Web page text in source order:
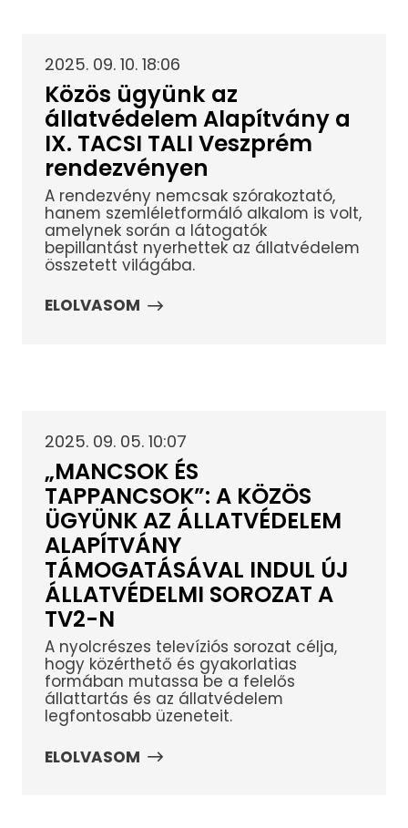
2025. 09. 10. 18:06
Közös ügyünk az
állatvédelem Alapítvány a
IX. TACSI TALI Veszprém
rendezvényen
A rendezvény nemcsak szórakoztató,
hanem szemléletformáló alkalom is volt,
amelynek során a látogatók
bepillantást nyerhettek az állatvédelem
összetett világába.
ELOLVASOM
2025. 09. 05. 10:07
„MANCSOK ÉS
TAPPANCSOK”: A KÖZÖS
ÜGYÜNK AZ ÁLLATVÉDELEM
ALAPÍTVÁNY
TÁMOGATÁSÁVAL INDUL ÚJ
ÁLLATVÉDELMI SOROZAT A
TV2-N
A nyolcrészes televíziós sorozat célja,
hogy közérthető és gyakorlatias
formában mutassa be a felelős
állattartás és az állatvédelem
legfontosabb üzeneteit.
ELOLVASOM